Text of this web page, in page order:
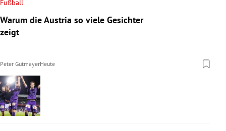
Fußball
Warum die Austria so viele Gesichter
zeigt
Peter GutmayerHeute